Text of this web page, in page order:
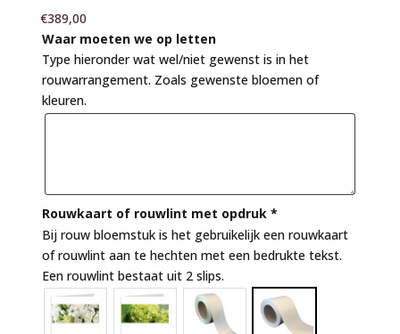
€389,00
Waar moeten we op letten
Type hieronder wat wel/niet gewenst is in het
rouwarrangement. Zoals gewenste bloemen of
kleuren.
Rouwkaart of rouwlint met opdruk *
Bij rouw bloemstuk is het gebruikelijk een rouwkaart
of rouwlint aan te hechten met een bedrukte tekst.
Een rouwlint bestaat uit 2 slips.